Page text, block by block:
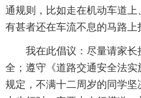
通规则，比如走在机动车道
有甚者还在车流不息的马路上
我在此倡议：尽量请家
全；遵守《道路交通安全法实
规定，不满十二周岁的同学